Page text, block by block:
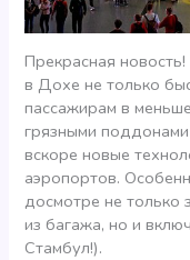
Прекрасная
в Дохе не только
пассажирам в
грязными
вскоре новые
аэропортов.
досмотре не только
из багажа, но и
Стамбул!).